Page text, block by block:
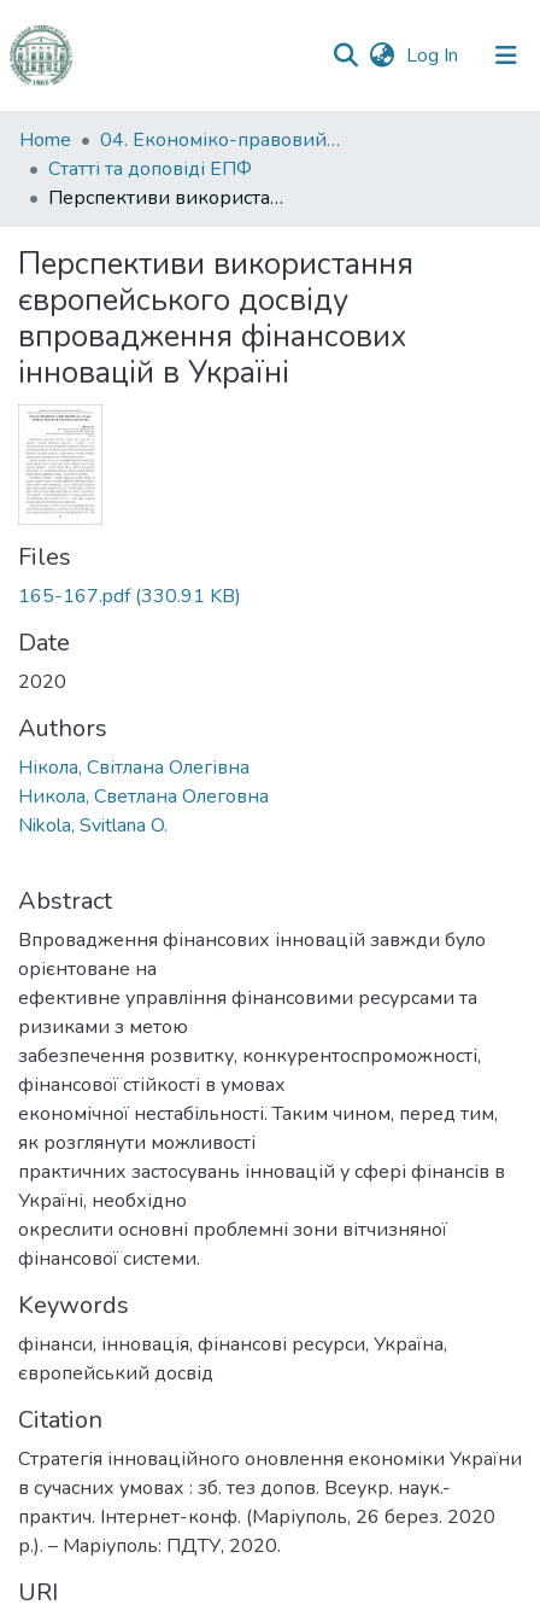
Log In (current)
Communities
&
Collections
Statistics
Home
04. Економіко-правовий факультет
Статті та доповіді ЕПФ
Перспективи використання європейського досвіду впровадження фінансових інновацій в Україні
Перспективи використання
європейського досвіду
впровадження фінансових
інновацій в Україні
Files
165-167.pdf(330.91 KB)
Date
2020
Authors
Нікола, Світлана Олегівна
Никола, Светлана Олеговна
Nikola, Svitlana O.
Abstract
Впровадження фінансових інновацій завжди було
орієнтоване на
ефективне управління фінансовими ресурсами та
ризиками з метою
забезпечення розвитку, конкурентоспроможності,
фінансової стійкості в умовах
економічної нестабільності. Таким чином, перед тим,
як розглянути можливості
практичних застосувань інновацій у сфері фінансів в
Україні, необхідно
окреслити основні проблемні зони вітчизняної
фінансової системи.
Keywords
фінанси, інновація, фінансові ресурси, Україна,
європейський досвід
Citation
Стратегія інноваційного оновлення економіки України
в сучасних умовах : зб. тез допов. Всеукр. наук.-
практич. Інтернет-конф. (Маріуполь, 26 берез. 2020
р.). – Маріуполь: ПДТУ, 2020.
URI